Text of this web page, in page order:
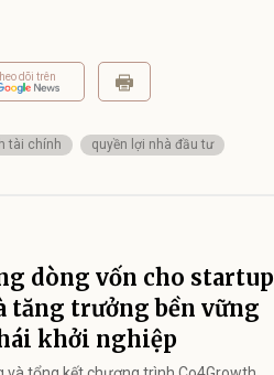
dõi trên
tài chính quyền lợi nhà đầu tư
dòng vốn cho startup
tăng trưởng bền vững
khởi nghiệp